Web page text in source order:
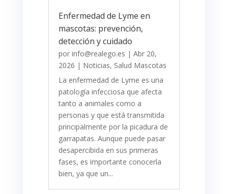
Enfermedad de Lyme en
mascotas: prevención,
detección y cuidado
por info@realego.es | Abr 20,
2026 | Noticias, Salud Mascotas
La enfermedad de Lyme es una
patología infecciosa que afecta
tanto a animales como a
personas y que está transmitida
principalmente por la picadura de
garrapatas. Aunque puede pasar
desapercibida en sus primeras
fases, es importante conocerla
bien, ya que un...